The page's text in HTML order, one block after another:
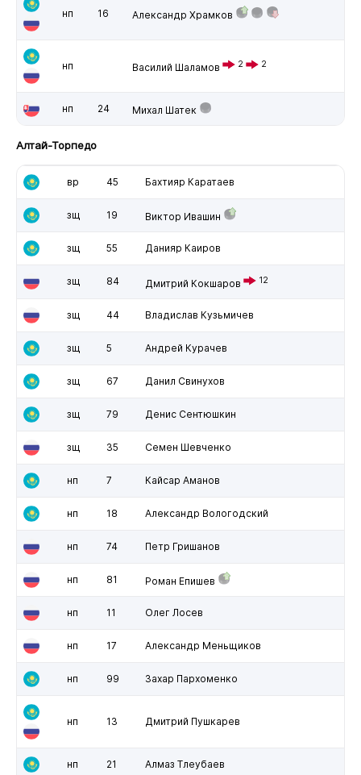
нп 16 Александр Храмков
нп Василий Шаламов 2 2
нп 24 Михал Шатек
Алтай-Торпедо
вр 45 Бахтияр Каратаев
зщ 19 Виктор Ивашин
зщ 55 Данияр Каиров
зщ 84 Дмитрий Кокшаров 12
зщ 44 Владислав Кузьмичев
зщ 5 Андрей Курачев
зщ 67 Данил Свинухов
зщ 79 Денис Сентюшкин
зщ 35 Семен Шевченко
нп 7 Кайсар Аманов
нп 18 Александр Вологодский
нп 74 Петр Гришанов
нп 81 Роман Епишев
нп 11 Олег Лосев
нп 17 Александр Меньщиков
нп 99 Захар Пархоменко
нп 13 Дмитрий Пушкарев
нп 21 Алмаз Тлеубаев